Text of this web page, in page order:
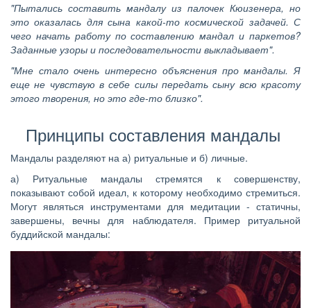
"Пытались составить мандалу из палочек Кюизенера, но
это оказалась для сына какой-то космической задачей. С
чего начать работу по составлению мандал и паркетов?
Заданные узоры и последовательности выкладывает".
"Мне стало очень интересно объяснения про мандалы. Я
еще не чувствую в себе силы передать сыну всю красоту
этого творения, но это где-то близко".
Принципы составления мандалы
Мандалы разделяют на а) ритуальные и б) личные.
а) Ритуальные мандалы стремятся к совершенству,
показывают собой идеал, к которому необходимо стремиться.
Могут являться инструментами для медитации - статичны,
завершены, вечны для наблюдателя. Пример ритуальной
буддийской мандалы: